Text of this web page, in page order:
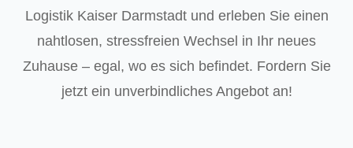
Logistik Kaiser Darmstadt und erleben Sie einen
nahtlosen, stressfreien Wechsel in Ihr neues
Zuhause – egal, wo es sich befindet. Fordern Sie
jetzt ein unverbindliches Angebot an!